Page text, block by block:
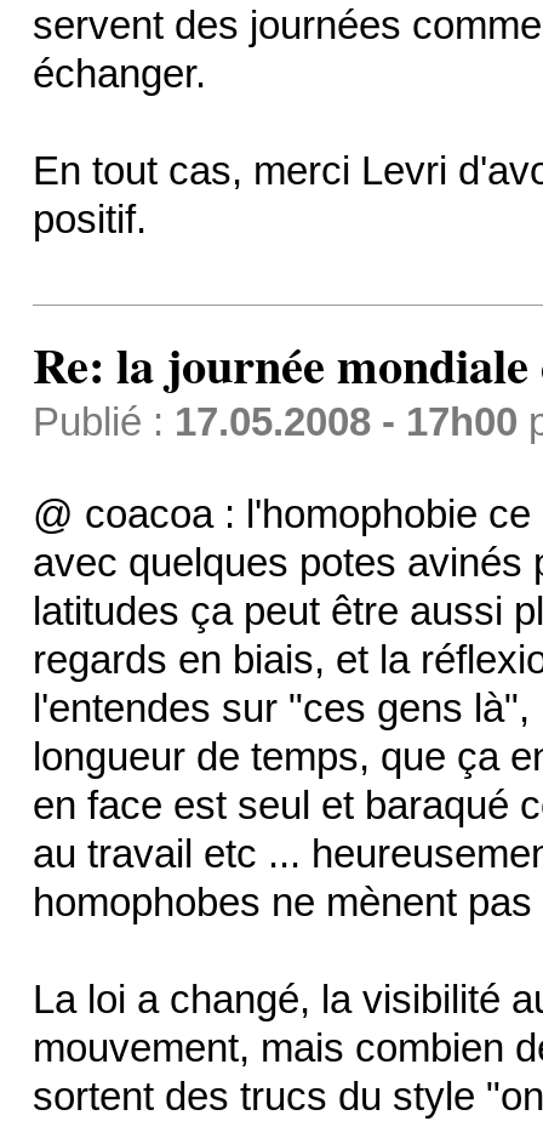
servent des journées
échanger.
En tout cas, merci Levri
positif.
Re: la journée
Publié : 17.05.2008 - 17h00
@ coacoa : l'homophobie
avec quelques potes
latitudes ça peut être aussi
regards en biais, et la
l'entendes sur "ces gens
longueur de temps, que ça
en face est seul et baraqué
au travail etc ...
homophobes ne mènent
La loi a changé, la visibilité
mouvement, mais combien
sortent des trucs du style